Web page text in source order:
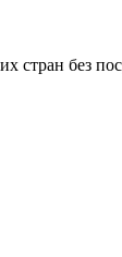
стран без